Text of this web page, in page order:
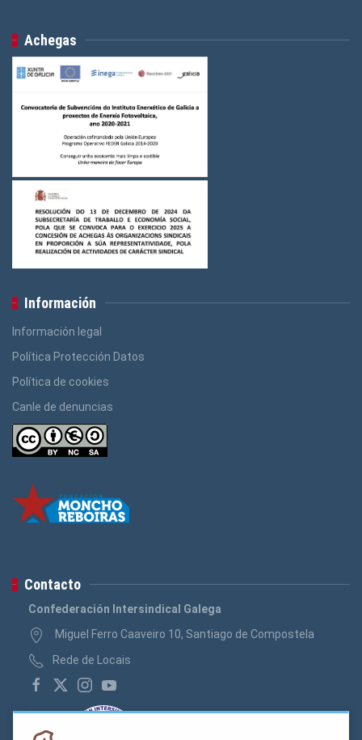
Achegas
Información
Información legal
Política Protección Datos
Política de cookies
Canle de denuncias
Contacto
Confederación Intersindical Galega
Miguel Ferro Caaveiro 10, Santiago de Compostela
Rede de Locais